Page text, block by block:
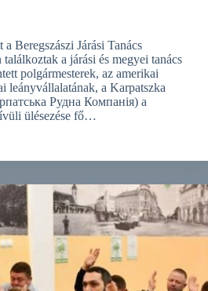
Beregszászi Járási Tanács
találkoztak a járási és megyei tanács
polgármesterek, az amerikai
leányvállalatának, a Karpatszka
Рудна Компанія) a
ülésezése fő…